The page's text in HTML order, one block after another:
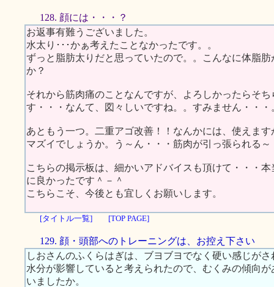
128. 顔には・・・？
お返事有難うございました。
水太り･･･かぁ考えたことなかったです。。
ずっと脂肪太りだと思っていたので。。こんなに体脂
か？
それから筋肉痛のことなんですが、よろしかったらそ
す・・・なんて、図々しいですね。。すみません・・・
あともう一つ。二重アゴ改善！！なんかには、使えま
マズイでしょうか。う～ん・・・筋肉が引っ張られる～
こちらの掲示板は、細かいアドバイスも頂けて・・・
に良かったです＾－＾
こちらこそ、今後とも宜しくお願いします。
[タイトル一覧] [TOP PAGE]
129. 顔・頭部へのトレーニングは、お控え下さい
しおさんのふくらはぎは、ブヨブヨでなく硬い感じが
水分が影響していると考えられたので、むくみの傾向
いましたか。